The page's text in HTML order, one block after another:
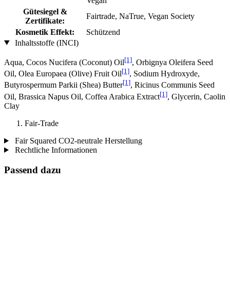
Gütesiegel &
Zertifikate:
Fairtrade, NaTrue, Vegan Society
Kosmetik Effekt:
Schützend
Inhaltsstoffe (INCI)
Aqua, Cocos Nucifera (Coconut) Oil[1], Orbignya Oleifera Seed
Oil, Olea Europaea (Olive) Fruit Oil[1], Sodium Hydroxyde,
Butyrospermum Parkii (Shea) Butter[1], Ricinus Communis Seed
Oil, Brassica Napus Oil, Coffea Arabica Extract[1], Glycerin, Caolin
Clay
Fair-Trade
Fair Squared CO2-neutrale Herstellung
Rechtliche Informationen
Passend dazu